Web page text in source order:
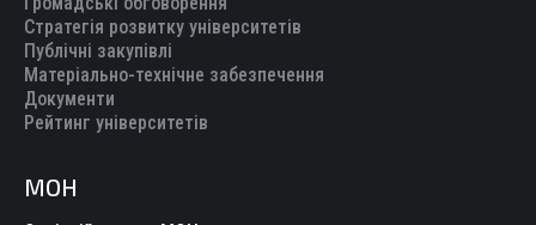
Стратегія розвитку університетів
Публічні закупівлі
Матеріально-технічне забезпечення
Документи
Рейтинг університетів
МОН